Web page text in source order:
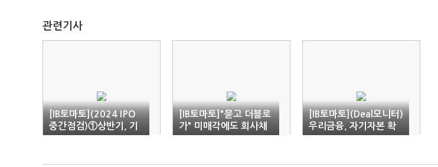
관련기사
[IB토마토](2024 IPO
중간점검)①상반기, 기
대와 실망 '교차'
[IB토마토]"묻고 더블로
가" 미매각에도 회사채
증액…개인투자자 '덥
[IB토마토](Deal모니터)
우리금융, 자기자본 확
충 나서…최대 4천억까